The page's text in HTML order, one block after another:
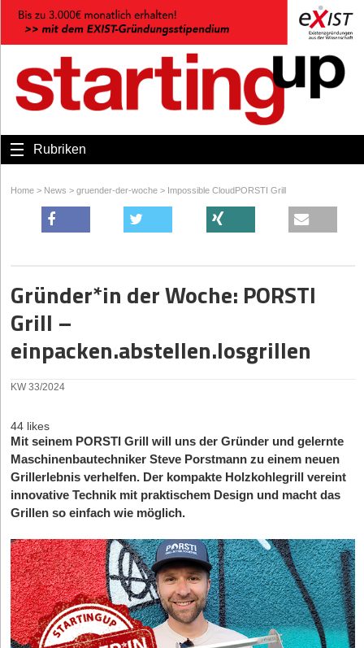
Rubriken
Home > News > gruender-der-woche > Impossible CloudPORSTI Grill
Gründer*in der Woche: PORSTI
Grill –
einpacken.abstellen.losgrillen
KW 33/2024
44 likes
Mit seinem PORSTI Grill will uns der Gründer und gelernte
Maschinenbautechniker Steve Porstmann zu einem neuen
Grillerlebnis verhelfen. Der kompakte Holzkohlegrill vereint
innovative Technik mit praktischem Design und macht das
Grillen so einfach wie möglich.